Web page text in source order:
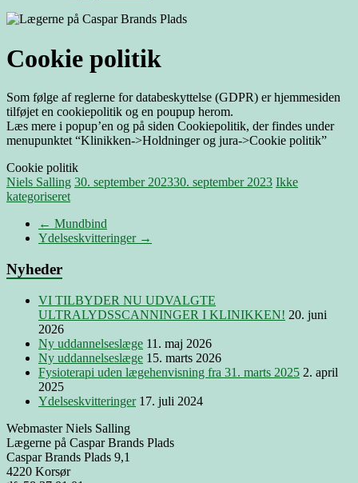
Cookie politik
Som følge af reglerne for databeskyttelse (GDPR) er hjemmesiden
tilføjet en cookiepolitik og en poupup herom.
Læs mere i popup’en og på siden Cookiepolitik, der findes under
menupunktet “Klinikken->Holdninger og jura->Cookie politik”
Cookie politik
Niels Salling 30. september 202330. september 2023 Ikke
kategoriseret
← Mundbind
Ydelseskvitteringer →
Nyheder
VI TILBYDER NU UDVALGTE
ULTRALYDSSCANNINGER I KLINIKKEN! 20. juni
2026
Ny uddannelseslæge 11. maj 2026
Ny uddannelseslæge 15. marts 2026
Fysioterapi uden lægehenvisning fra 31. marts 2025 2. april
2025
Ydelseskvitteringer 17. juli 2024
Webmaster Niels Salling
Lægerne på Caspar Brands Plads
Caspar Brands Plads 9,1
4220 Korsør